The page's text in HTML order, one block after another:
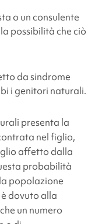
o un consulente
possibilità che ciò
dasindrome
i genitori naturali.
presenta la
nel figlio,
affetto dalla
probabilità
popolazione
è dovuto alla
un numero